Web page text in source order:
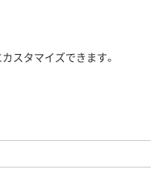
スタマイズできます。